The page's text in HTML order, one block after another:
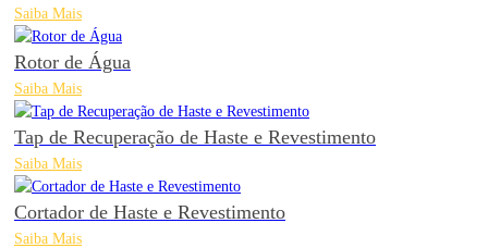
Saiba Mais
Rotor de Água
Saiba Mais
Tap de Recuperação de Haste e Revestimento
Saiba Mais
Cortador de Haste e Revestimento
Saiba Mais